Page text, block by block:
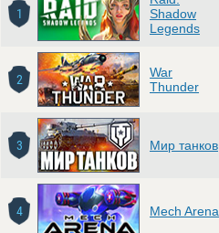
1
Shadow
Legends
2
War
Thunder
3 Мир танков
4 Mech Arena